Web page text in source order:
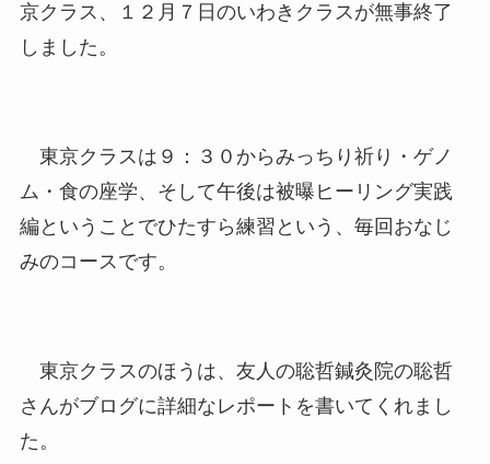
京クラス、１２月７日のいわきクラスが無事終了
しました。
東京クラスは９：３０からみっちり祈り・ゲノ
ム・食の座学、そして午後は被曝ヒーリング実践
編ということでひたすら練習という、毎回おなじ
みのコースです。
東京クラスのほうは、友人の聡哲鍼灸院の聡哲
さんがブログに詳細なレポートを書いてくれまし
た。